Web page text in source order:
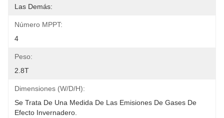
Las Demás:
Número MPPT:
4
Peso:
2.8T
Dimensiones (W/D/H):
Se Trata De Una Medida De Las Emisiones De Gases De
Efecto Invernadero.